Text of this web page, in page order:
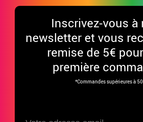
Inscrivez-vous à
newsletter et vous
remise de 5€
première
*Commandes supérieures à